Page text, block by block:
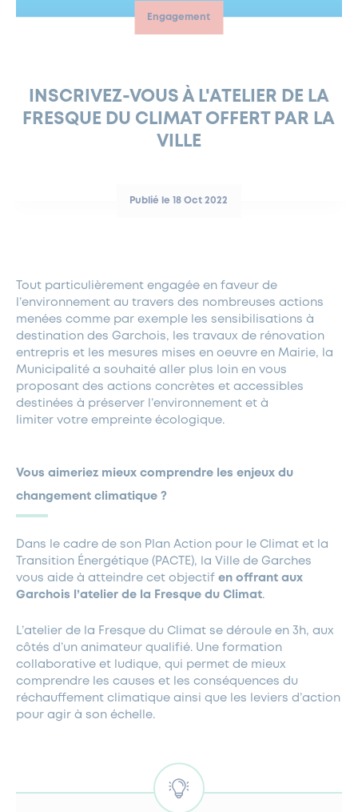
EAU POTABLE ET ASSAINISSEMENT
INFORMATIONS PRATIQUES
SUBVENTIONS
PANNEAUX D’AFFICHAGE LIBRE
GRÖBENZELL
DÉVELOPPEMENT DURABLE
ÉCONOMIES D’ÉNERGIE
DEMANDE D’ABATTAGE
GESTION DU PATRIMOINE ARBORÉ
Engagement
INSCRIVEZ-VOUS À L'ATELIER DE LA
FRESQUE DU CLIMAT OFFERT PAR LA
VILLE
Publié le 18 Oct 2022
Tout particulièrement engagée en faveur de
l’environnement au travers des nombreuses actions
menées comme par exemple les sensibilisations à
destination des Garchois, les travaux de rénovation
entrepris et les mesures mises en oeuvre en Mairie, la
Municipalité a souhaité aller plus loin en vous
proposant des actions concrètes et accessibles
destinées à préserver l’environnement et à
limiter votre empreinte écologique.
Vous aimeriez mieux comprendre les enjeux du
changement climatique ?
Dans le cadre de son Plan Action pour le Climat et la
Transition Énergétique ( PACTE), la Ville de Garches
vous aide à atteindre cet objectif en offrant aux
Garchois l’atelier de la Fresque du Climat.
L’atelier de la Fresque du Climat se déroule en 3h, aux
côtés d’un animateur qualifié. Une formation
collaborative et ludique, qui permet de mieux
comprendre les causes et les conséquences du
réchauffement climatique ainsi que les leviers d’action
pour agir à son échelle.